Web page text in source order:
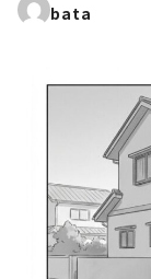
bata